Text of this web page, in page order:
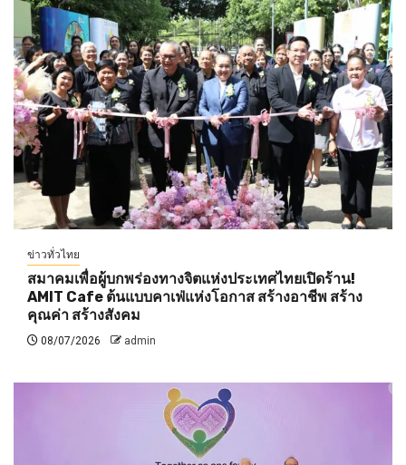
ข่าวทั่วไทย
สมาคมเพื่อผู้บกพร่องทางจิตแห่งประเทศไทยเปิดร้าน!
AMIT Cafe ต้นแบบคาเฟ่แห่งโอกาส สร้างอาชีพ สร้าง
คุณค่า สร้างสังคม
08/07/2026 admin